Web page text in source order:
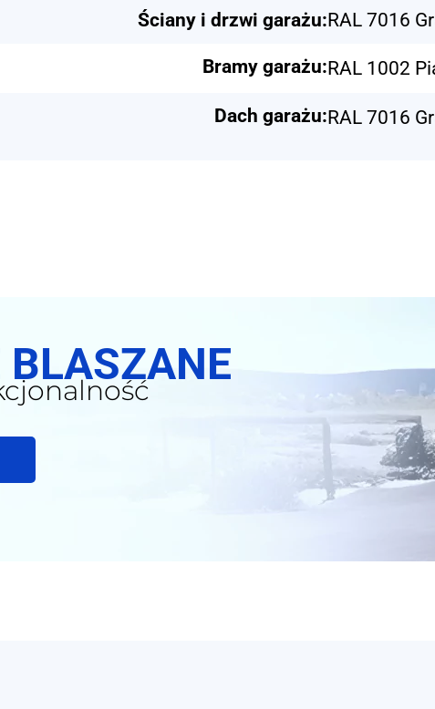
Ściany i drzwi garażu:RAL 7016
Bramy garażu:RAL 1002
Dach garażu:RAL 7016
BLASZANE